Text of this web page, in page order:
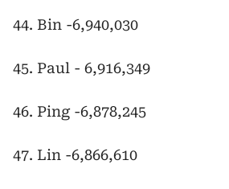
44. Bin -6,940,030
45. Paul - 6,916,349
46. Ping -6,878,245
47. Lin -6,866,610